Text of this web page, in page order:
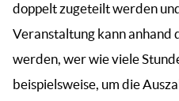
doppelt zugeteilt werden
Veranstaltung kann anhand
werden, wer wie viele
beispielsweise, um die